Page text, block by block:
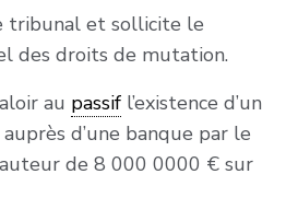
et calculés d’après le
entre ce dernier et
si les droits dus
droits dus lors de la
tribunal et sollicite le
des droits de mutation.
au passifl’existence d’un
d’une banque par le
de 8 000 0000 € sur